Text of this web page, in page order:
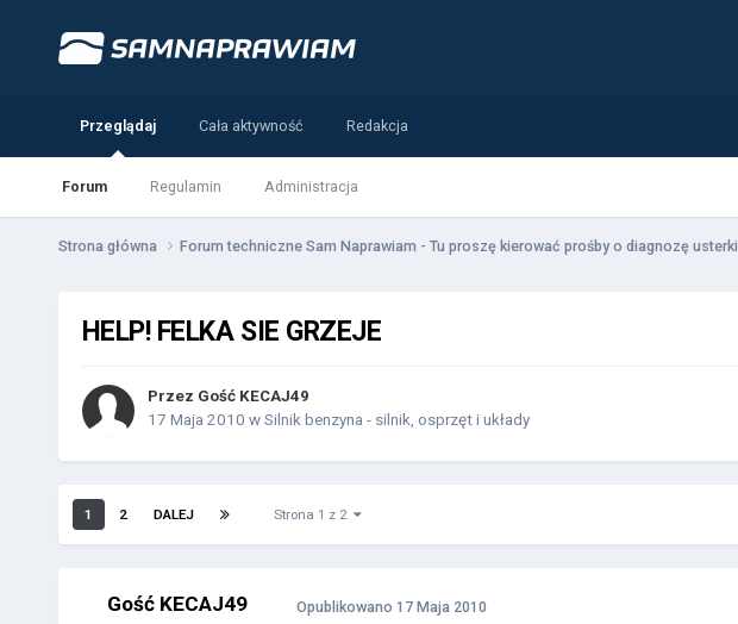
Przeglądaj
Forum Regulamin Administracja
Cała aktywność Redakcja
Strona główna Forum techniczne Sam Naprawiam - Tu proszę kierować prośby o diagnozę usterki
HELP! FELKA SIE GRZEJE
Przez Gość KECAJ49
17 Maja 2010 w Silnik benzyna - silnik, osprzęt i układy
1 2 DALEJ Strona 1 z 2
Gość KECAJ49 Opublikowano 17 Maja 2010